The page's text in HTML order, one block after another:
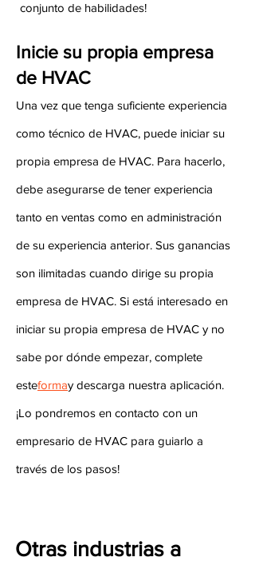
conjunto de habilidades!
Inicie su propia empresa
de HVAC
Una vez que tenga suficiente experiencia
como técnico de HVAC, puede iniciar su
propia empresa de HVAC. Para hacerlo,
debe asegurarse de tener experiencia
tanto en ventas como en administración
de su experiencia anterior. Sus ganancias
son ilimitadas cuando dirige su propia
empresa de HVAC. Si está interesado en
iniciar su propia empresa de HVAC y no
sabe por dónde empezar, complete
esteformay descarga nuestra aplicación.
¡Lo pondremos en contacto con un
empresario de HVAC para guiarlo a
través de los pasos!
Otras industrias a